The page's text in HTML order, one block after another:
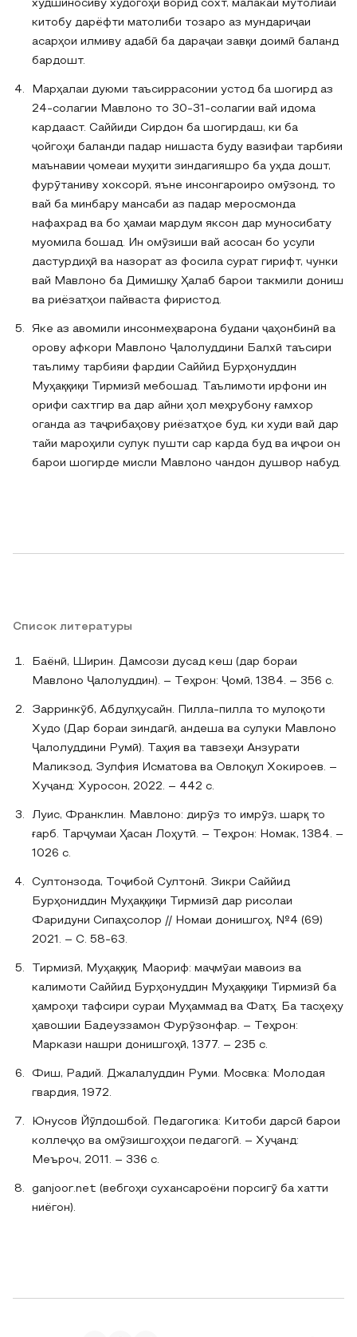
худшиносиву худогоҳӣ ворид сохт, малакаи мутолиаи
китобу дарёфти матолиби тозаро аз мундариҷаи
асарҳои илмиву адабӣ ба дараҷаи завқи доимӣ баланд
бардошт.
Марҳалаи дуюми таъсиррасонии устод ба шогирд аз
24-солагии Мавлоно то 30-31-солагии вай идома
кардааст. Саййиди Сирдон ба шогирдаш, ки ба
ҷойгоҳи баланди падар нишаста буду вазифаи тарбияи
маънавии ҷомеаи муҳити зиндагияшро ба уҳда дошт,
фурӯтаниву хоксорӣ, яъне инсонгароиро омӯзонд, то
вай ба минбару мансаби аз падар меросмонда
нафахрад ва бо ҳамаи мардум яксон дар муносибату
муомила бошад. Ин омӯзиши вай асосан бо усули
дастурдиҳӣ ва назорат аз фосила сурат гирифт, чунки
вай Мавлоно ба Димишқу Ҳалаб барои такмили дониш
ва риёзатҳои пайваста фиристод.
Яке аз авомили инсонмеҳварона будани ҷаҳонбинӣ ва
орову афкори Мавлоно Ҷалолуддини Балхӣ таъсири
таълиму тарбияи фардии Саййид Бурҳонуддин
Муҳаққиқи Тирмизӣ мебошад. Таълимоти ирфони ин
орифи сахтгир ва дар айни ҳол меҳрубону ғамхор
оганда аз таҷрибаҳову риёзатҳое буд, ки худи вай дар
тайи мароҳили сулук пушти сар карда буд ва иҷрои он
барои шогирде мисли Мавлоно чандон душвор набуд.
Список литературы
Баёнӣ, Ширин. Дамсози дусад кеш (дар бораи
Мавлоно Ҷалолуддин). – Теҳрон: Ҷомӣ, 1384. – 356 с.
Зарринкӯб, Абдулҳусайн. Пилла-пилла то мулоқоти
Худо (Дар бораи зиндагӣ, андеша ва сулуки Мавлоно
Ҷалолуддини Румӣ). Таҳия ва тавзеҳи Анзурати
Маликзод, Зулфия Исматова ва Овлоқул Хокироев. –
Хуҷанд: Хуросон, 2022. – 442 с.
Луис, Франклин. Мавлоно: дирӯз то имрӯз, шарқ то
ғарб. Тарҷумаи Ҳасан Лоҳутӣ. – Теҳрон: Номак, 1384. –
1026 с.
Султонзода, Тоҷибой Султонӣ. Зикри Саййид
Бурҳониддин Муҳаққиқи Тирмизӣ дар рисолаи
Фаридуни Сипаҳсолор // Номаи донишгоҳ, №4 (69)
2021. – С. 58-63.
Тирмизӣ, Муҳаққиқ. Маориф: маҷмӯаи мавоиз ва
калимоти Саййид Бурҳонуддин Муҳаққиқи Тирмизӣ ба
ҳамроҳи тафсири сураи Муҳаммад ва Фатҳ. Ба тасҳеҳу
ҳавошии Бадеуззамон Фурӯзонфар. – Теҳрон:
Маркази нашри донишгоҳӣ, 1377. – 235 с.
Фиш, Радий. Джалалуддин Руми. Мосвка: Молодая
гвардия, 1972.
Юнусов Йӯлдошбой. Педагогика: Китоби дарсӣ барои
коллеҷҳо ва омӯзишгоҳҳои педагогӣ. – Хуҷанд:
Меъроч, 2011. – 336 с.
ganjoor.net (вебгоҳи сухансароёни порсигӯ ба хатти
ниёгон).